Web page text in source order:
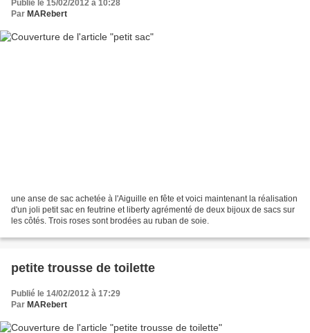
Publié le 15/02/2012 à 10:28
Par MARebert
une anse de sac achetée à l'Aiguille en fête et voici maintenant la réalisation
d'un joli petit sac en feutrine et liberty agrémenté de deux bijoux de sacs sur
les côtés. Trois roses sont brodées au ruban de soie.
petite trousse de toilette
Publié le 14/02/2012 à 17:29
Par MARebert